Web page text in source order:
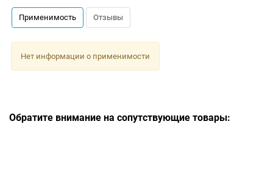
Применимость Отзывы
Нет информации о применимости
Обратите внимание на сопутствующие товары: